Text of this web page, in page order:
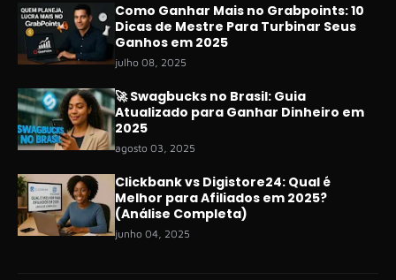
Como Ganhar Mais no Grabpoints: 10
Dicas de Mestre Para Turbinar Seus
Ganhos em 2025
julho 08, 2025
🚀 Swagbucks no Brasil: Guia
Atualizado para Ganhar Dinheiro em
2025
agosto 03, 2025
Clickbank vs Digistore24: Qual é
Melhor para Afiliados em 2025?
(Análise Completa)
junho 04, 2025